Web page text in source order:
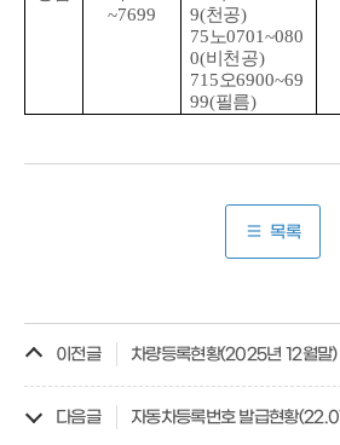
~7699
9(천공)
75노0701~080
0(비천공)
715오6900~69
99(필름)
목록
이전글 차량등록현황(2025년 12월말)
다음글 자동차등록번호 발급현황